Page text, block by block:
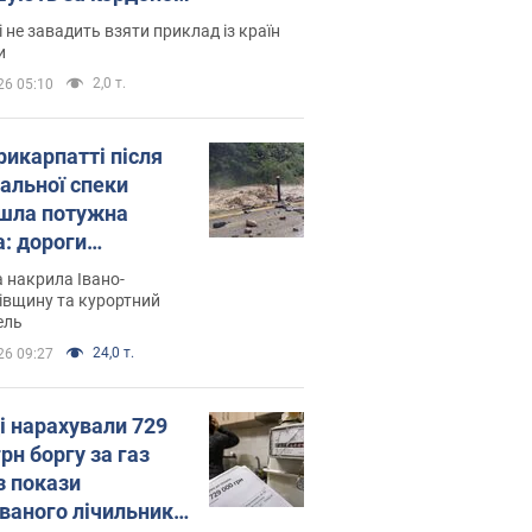
не завадить взяти приклад із країн
05:10 2,0 т.
після
спеки
потужна
дороги
на
Відео
накрила Івано-
та курортний
09:27 24,0 т.
нарахували 729
боргу за газ
покази
лічильника: